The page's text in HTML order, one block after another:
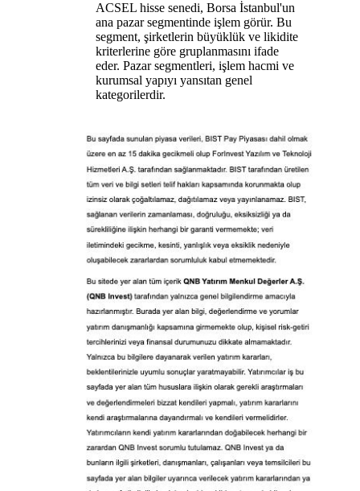
ACSEL hisse senedi, Borsa İstanbul'un
ana pazar segmentinde işlem görür. Bu
segment, şirketlerin büyüklük ve likidite
kriterlerine göre gruplanmasını ifade
eder. Pazar segmentleri, işlem hacmi ve
kurumsal yapıyı yansıtan genel
kategorilerdir.